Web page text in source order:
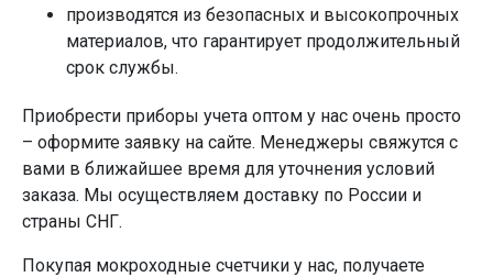
производятся из безопасных и высокопрочных
материалов, что гарантирует продолжительный
срок службы.
Приобрести приборы учета оптом у нас очень просто
– оформите заявку на сайте. Менеджеры свяжутся с
вами в ближайшее время для уточнения условий
заказа. Мы осуществляем доставку по России и
страны СНГ.
Покупая мокроходные счетчики у нас, получаете